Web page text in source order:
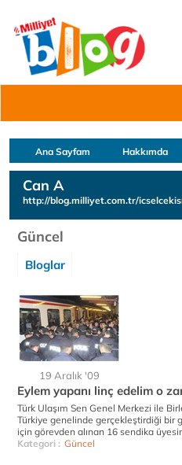
Ana Sayfam Hakkımda
Can A
http://blog.milliyet.com.tr/
Güncel
Bloglar
19 Aralık '09
Eylem yapanı linç edelim o
Türk Ulaşım Sen Genel Merkezi ile
Türkiye genelinde gerçekleştirdiği bir
için görevden alınan 16 sendika
Kategori : Güncel